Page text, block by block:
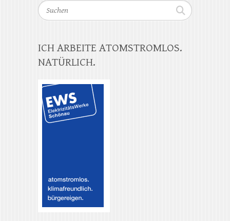
Suchen
ICH ARBEITE ATOMSTROMLOS.
NATÜRLICH.